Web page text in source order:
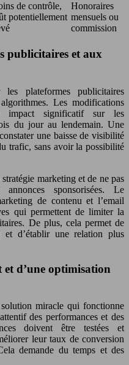
de contrôle,
potentiellement
Honoraires
mensuels ou
commission
publicitaires et aux
plateformes publicitaires
Les modifications
impact significatif sur les
du jour au lendemain. Une
une baisse de visibilité
trafic, sans avoir la possibilité
marketing et de ne pas
sponsorisées. Le
de contenu et l’email
qui permettent de limiter la
De plus, cela permet de
et d’établir une relation plus
et d’une optimisation
miracle qui fonctionne
des performances et des
doivent être testées et
leur taux de conversion
demande du temps et des